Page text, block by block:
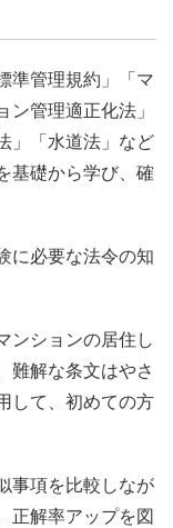
準管理規約」「マ
ン管理適正化法」
」「水道法」など
基礎から学び、確
に必要な法令の知
ンションの居住し
難解な条文はやさ
して、初めての方
事項を比較しなが
正解率アップを図